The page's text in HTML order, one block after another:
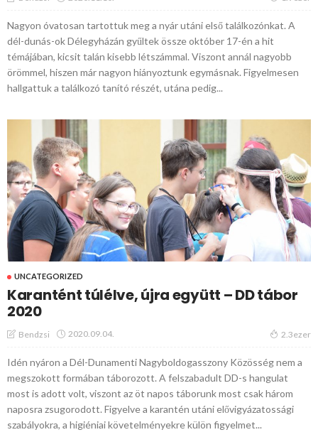
Nagyon óvatosan tartottuk meg a nyár utáni első találkozónkat. A
dél-dunás-ok Délegyházán gyűltek össze október 17-én a hit
témájában, kicsit talán kisebb létszámmal. Viszont annál nagyobb
örömmel, hiszen már nagyon hiányoztunk egymásnak. Figyelmesen
hallgattuk a találkozó tanító részét, utána pedig...
UNCATEGORIZED
Karantént túlélve, újra együtt – DD tábor
2020
Bendzsi 2020.09.04. 2.3ezer
Idén nyáron a Dél-Dunamenti Nagyboldogasszony Közösség nem a
megszokott formában táborozott. A felszabadult DD-s hangulat
most is adott volt, viszont az öt napos táborunk most csak három
naposra zsugorodott. Figyelve a karantén utáni elővigyázatossági
szabályokra, a higiéniai követelményekre külön figyelmet...